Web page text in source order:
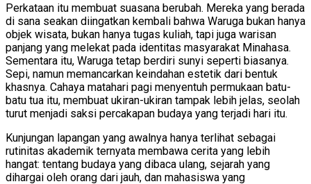
Perkataan itu membuat suasana berubah. Mereka yang berada
di sana seakan diingatkan kembali bahwa Waruga bukan hanya
objek wisata, bukan hanya tugas kuliah, tapi juga warisan
panjang yang melekat pada identitas masyarakat Minahasa.
Sementara itu, Waruga tetap berdiri sunyi seperti biasanya.
Sepi, namun memancarkan keindahan estetik dari bentuk
khasnya. Cahaya matahari pagi menyentuh permukaan batu-
batu tua itu, membuat ukiran-ukiran tampak lebih jelas, seolah
turut menjadi saksi percakapan budaya yang terjadi hari itu.
Kunjungan lapangan yang awalnya hanya terlihat sebagai
rutinitas akademik ternyata membawa cerita yang lebih
hangat: tentang budaya yang dibaca ulang, sejarah yang
dihargai oleh orang dari jauh, dan mahasiswa yang